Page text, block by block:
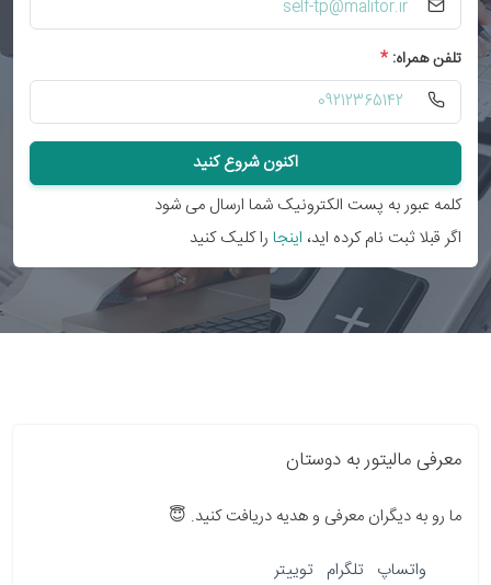
تلفن همراه: *
اکنون شروع کنید
کلمه عبور به پست الکترونیک شما ارسال می شود
اگر قبلا ثبت نام کرده اید، اینجا را کلیک کنید
معرفی مالیتور به دوستان
ما رو به دیگران معرفی و هدیه دریافت کنید. 😇
واتساپ تلگرام توییتر